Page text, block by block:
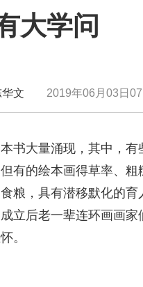
大学问
华文 2019年06月03日
书大量涌现，其中，
有的绘本画得草率、
粮，具有潜移默化的育
立后老一辈连环画画
。